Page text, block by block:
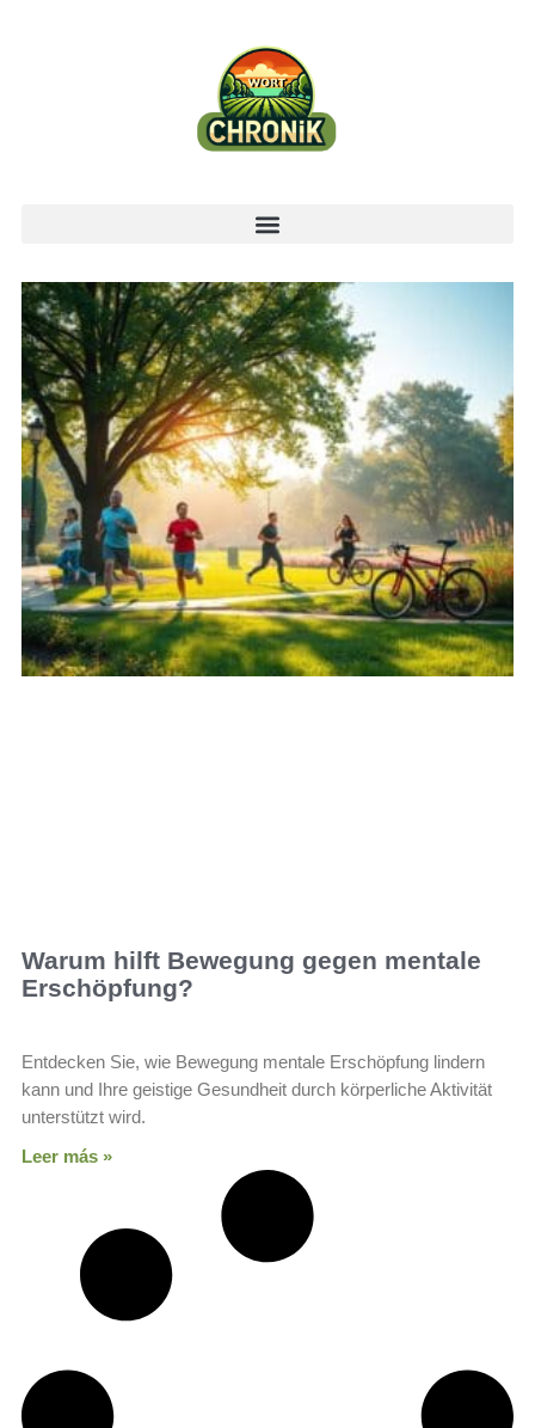
Warum hilft Bewegung gegen mentale
Erschöpfung?
Entdecken Sie, wie Bewegung mentale Erschöpfung lindern
kann und Ihre geistige Gesundheit durch körperliche Aktivität
unterstützt wird.
Leer más »